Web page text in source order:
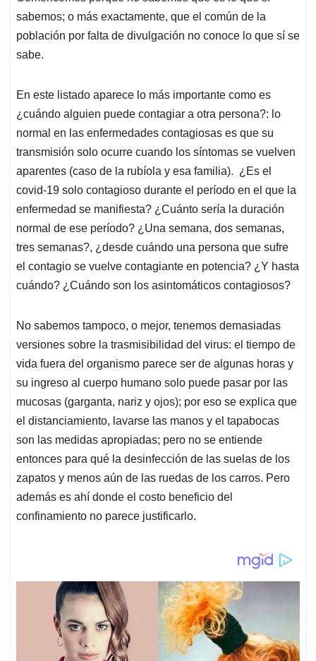
A
p
p
o
o
d
I
d
s
sabemos; o más exactamente, que el común de la
población por falta de divulgación no conoce lo que sí se
sabe.
En este listado aparece lo más importante como es
¿cuándo alguien puede contagiar a otra persona?: lo
normal en las enfermedades contagiosas es que su
transmisión solo ocurre cuando los síntomas se vuelven
aparentes (caso de la rubíola y esa familia). ¿Es el
covid-19 solo contagioso durante el período en el que la
enfermedad se manifiesta? ¿Cuánto sería la duración
normal de ese período? ¿Una semana, dos semanas,
tres semanas?, ¿desde cuándo una persona que sufre
el contagio se vuelve contagiante en potencia? ¿Y hasta
cuándo? ¿Cuándo son los asintomáticos contagiosos?
No sabemos tampoco, o mejor, tenemos demasiadas
versiones sobre la trasmisibilidad del virus: el tiempo de
vida fuera del organismo parece ser de algunas horas y
su ingreso al cuerpo humano solo puede pasar por las
mucosas (garganta, nariz y ojos); por eso se explica que
el distanciamiento, lavarse las manos y el tapabocas
son las medidas apropiadas; pero no se entiende
entonces para qué la desinfección de las suelas de los
zapatos y menos aún de las ruedas de los carros. Pero
además es ahí donde el costo beneficio del
confinamiento no parece justificarlo.